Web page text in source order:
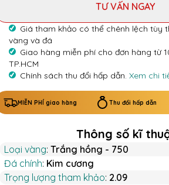
TƯ VẤN NGAY
Giá tham khảo có thể chênh lệch tùy
vàng và đá
Giao hàng miễn phí cho đơn hàng từ
TP.HCM
Chính sách thu đổi hấp dẫn. Xem chi
MIỄN PHÍ giao hàng Thu đổi hấp dẫn
Thông số kĩ
Loại vàng: Trắng hồng - 750
Đá chính: Kim cương
Trọng lượng tham khảo: 2.09